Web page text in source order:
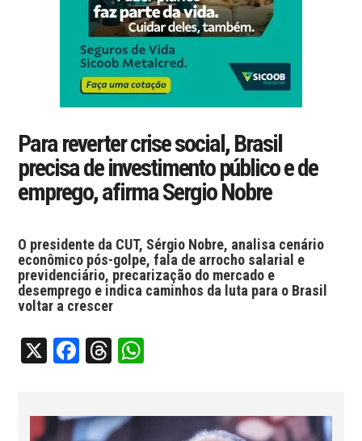
Para reverter crise social, Brasil
precisa de investimento público e de
emprego, afirma Sergio Nobre
O presidente da CUT, Sérgio Nobre, analisa cenário
econômico pós-golpe, fala de arrocho salarial e
previdenciário, precarização do mercado e
desemprego e indica caminhos da luta para o Brasil
voltar a crescer
X Facebook
Threads